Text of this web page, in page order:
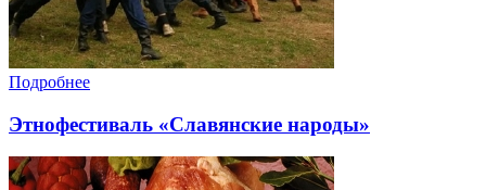
Подробнее
Этнофестиваль «Славянские народы»